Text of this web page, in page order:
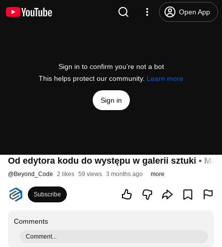
Open App
Sign in to confirm you’re not a bot
This helps protect our community. Learn more
Sign in
Od edytora kodu do występu w galerii sztuki •
@Beyond_Code 2 likes 59 views 3 months ago more
Subscribe
Comments
Comment...